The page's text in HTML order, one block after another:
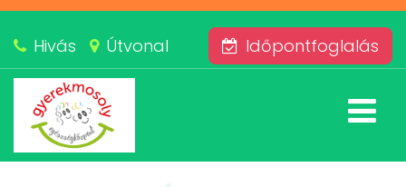
Hivás Útvonal Időpontfoglalás